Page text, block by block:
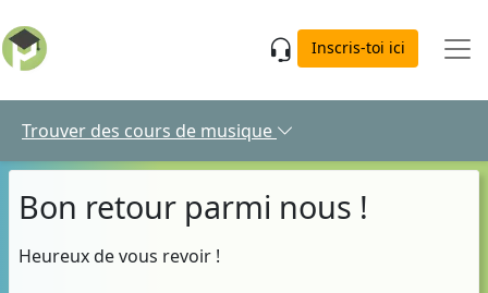
Inscris-toi ici
Trouver des cours de musique
Bon retour parmi nous !
Heureux de vous revoir !